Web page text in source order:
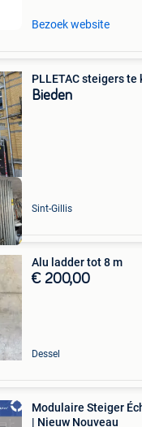
Bezoek website
PLLETAC steigers te
Bieden
Sint-Gillis
Alu ladder tot 8 m
€ 200,00
Dessel
Modulaire Steiger
| Nieuw Nouveau